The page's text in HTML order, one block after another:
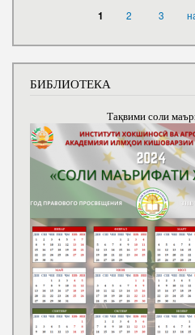
1 2 3
БИБЛИОТЕКА
Тақвими соли